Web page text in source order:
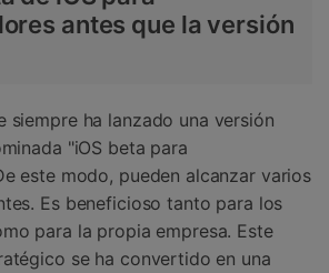
antes que la versión
siempre ha lanzado una versión
"iOS beta para
este modo, pueden alcanzar varios
Es beneficioso tanto para los
para la propia empresa. Este
se ha convertido en una